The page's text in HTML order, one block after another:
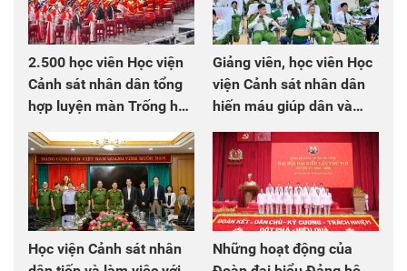
2.500 học viên Học viện
Cảnh sát nhân dân tổng
hợp luyện màn Trống hội
Giảng viên, học viên Học
viện Cảnh sát nhân dân
hiến máu giúp dân và
Học viện Cảnh sát nhân
Những hoạt động của